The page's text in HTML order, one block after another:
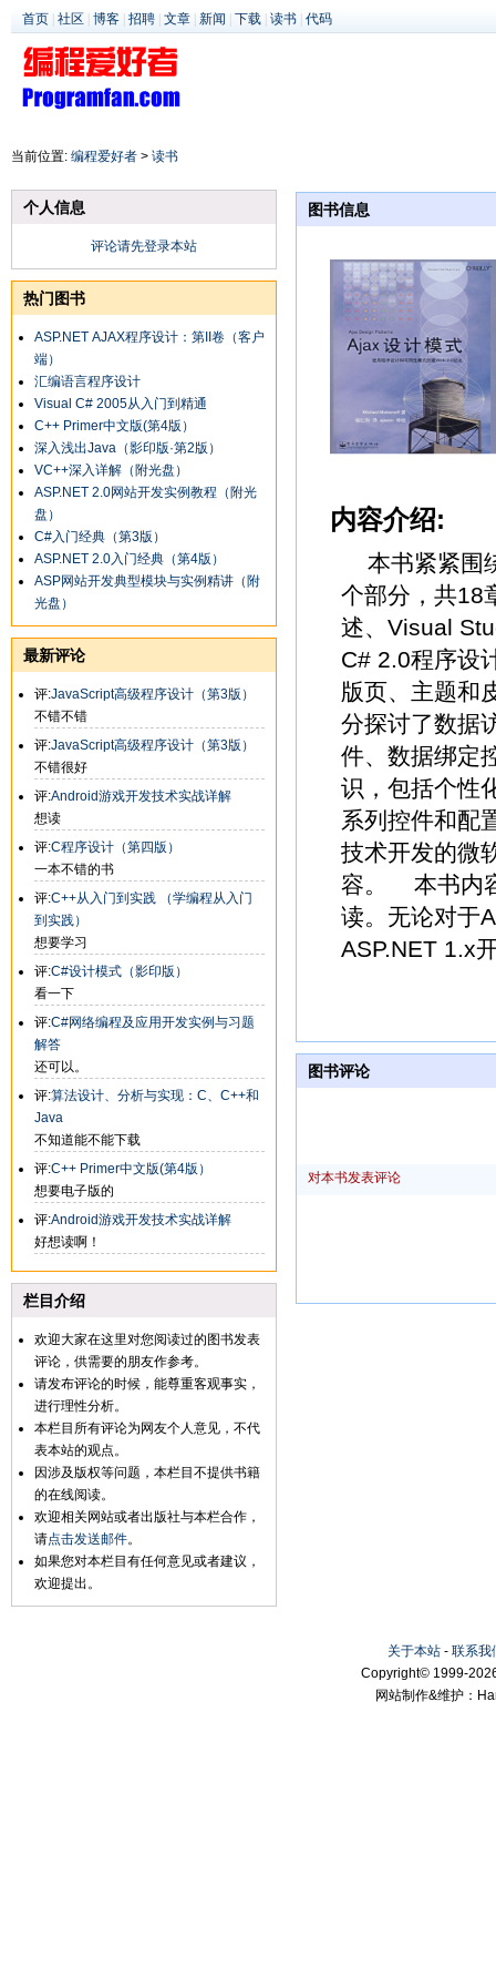
首页 社区 博客 招聘 文章 新闻 下载 读书 代码
当前位置: 编程爱好者 > 读书
个人信息
评论请先登录本站
热门图书
ASP.NET AJAX程序设计：第II卷（客户
端）
汇编语言程序设计
Visual C# 2005从入门到精通
C++ Primer中文版(第4版）
深入浅出Java（影印版·第2版）
VC++深入详解（附光盘）
ASP.NET 2.0网站开发实例教程（附光
盘）
C#入门经典（第3版）
ASP.NET 2.0入门经典（第4版）
ASP网站开发典型模块与实例精讲（附
光盘）
最新评论
评:JavaScript高级程序设计（第3版）
不错不错
评:JavaScript高级程序设计（第3版）
不错很好
评:Android游戏开发技术实战详解
想读
评:C程序设计（第四版）
一本不错的书
评:C++从入门到实践 （学编程从入门
到实践）
想要学习
评:C#设计模式（影印版）
看一下
评:C#网络编程及应用开发实例与习题
解答
还可以。
评:算法设计、分析与实现：C、C++和
Java
不知道能不能下载
评:C++ Primer中文版(第4版）
想要电子版的
评:Android游戏开发技术实战详解
好想读啊！
栏目介绍
欢迎大家在这里对您阅读过的图书发表
评论，供需要的朋友作参考。
请发布评论的时候，能尊重客观事实，
进行理性分析。
本栏目所有评论为网友个人意见，不代
表本站的观点。
因涉及版权等问题，本栏目不提供书籍
的在线阅读。
欢迎相关网站或者出版社与本栏合作，
请点击发送邮件。
如果您对本栏目有任何意见或者建议，
欢迎提出。
图书信息
内容介绍:
本书紧紧围
个部分，共18
述、Visual
C# 2.0程序设
版页、主题和
分探讨了数据
件、数据绑定
识，包括个性
系列控件和配
技术开发的微
容。 本书内
读。无论对于
ASP.NET 1.x
图书评论
对本书发表评论
关于本站 - 联系我
Copyright© 1999-
网站制作&维护：